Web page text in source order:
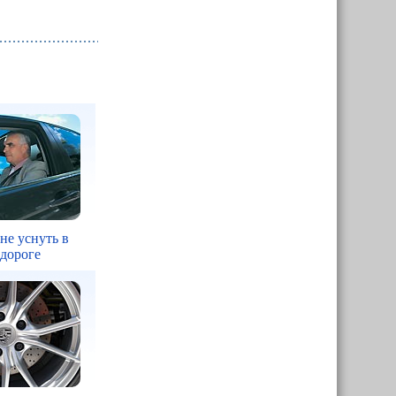
уснуть в